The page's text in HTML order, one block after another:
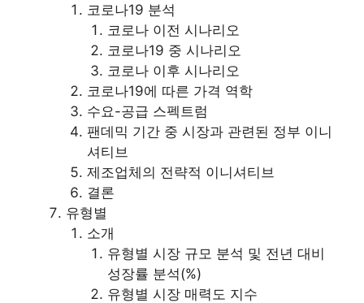
코로나19 분석
코로나 이전 시나리오
코로나19 중 시나리오
코로나 이후 시나리오
코로나19에 따른 가격 역학
수요-공급 스펙트럼
팬데믹 기간 중 시장과 관련된 정부 이니
셔티브
제조업체의 전략적 이니셔티브
결론
유형별
소개
유형별 시장 규모 분석 및 전년 대비
성장률 분석(%)
유형별 시장 매력도 지수